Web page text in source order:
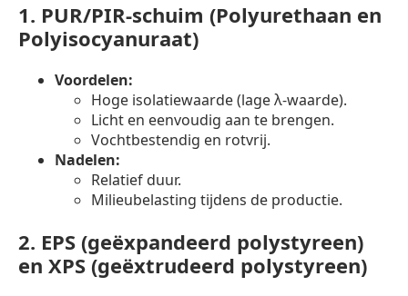
1. PUR/PIR-schuim (Polyurethaan en
Polyisocyanuraat)
Voordelen:
Hoge isolatiewaarde (lage λ-waarde).
Licht en eenvoudig aan te brengen.
Vochtbestendig en rotvrij.
Nadelen:
Relatief duur.
Milieubelasting tijdens de productie.
2. EPS (geëxpandeerd polystyreen)
en XPS (geëxtrudeerd polystyreen)